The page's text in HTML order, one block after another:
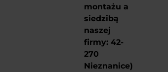
montażu a
siedzibą
naszej
firmy: 42-
270
Nieznanice)